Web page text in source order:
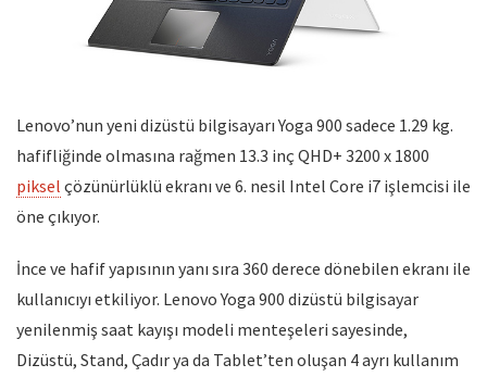
Lenovo’nun yeni dizüstü bilgisayarı Yoga 900 sadece 1.29 kg.
hafifliğinde olmasına rağmen 13.3 inç QHD+ 3200 x 1800
piksel çözünürlüklü ekranı ve 6. nesil Intel Core i7 işlemcisi ile
öne çıkıyor.
İnce ve hafif yapısının yanı sıra 360 derece dönebilen ekranı ile
kullanıcıyı etkiliyor. Lenovo Yoga 900 dizüstü bilgisayar
yenilenmiş saat kayışı modeli menteşeleri sayesinde,
Dizüstü, Stand, Çadır ya da Tablet’ten oluşan 4 ayrı kullanım